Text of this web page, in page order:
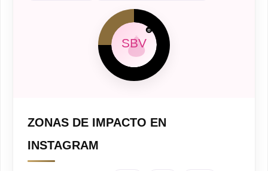
SBV
®
ZONAS DE IMPACTO EN
INSTAGRAM